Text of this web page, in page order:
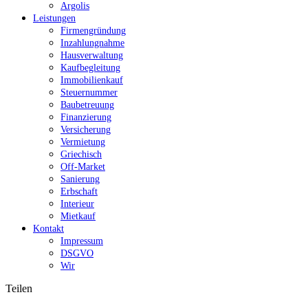
Argolis
Leistungen
Firmengründung
Inzahlungnahme
Hausverwaltung
Kaufbegleitung
Immobilienkauf
Steuernummer
Baubetreuung
Finanzierung
Versicherung
Vermietung
Griechisch
Off-Market
Sanierung
Erbschaft
Interieur
Mietkauf
Kontakt
Impressum
DSGVO
Wir
Teilen